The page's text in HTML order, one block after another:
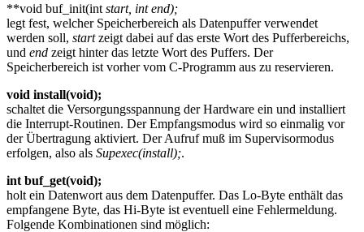
**void buf_init(int start, intend);
legt fest, welcher Speicherbereich als Datenpuffer verwendet
werden soll, startzeigt dabei auf das erste Wort des Pufferbereichs,
und end zeigt hinter das letzte Wort des Puffers. Der
Speicherbereich ist vorher vom C-Programm aus zu reservieren.
void install(void);
schaltet die Versorgungsspannung der Hardware ein und installiert
die Interrupt-Routinen. Der Empfangsmodus wird so einmalig vor
der Übertragung aktiviert. Der Aufruf muß im Supervisormodus
erfolgen, also als Supexec(install);.
int buf_get(void);
holt ein Datenwort aus dem Datenpuffer. Das Lo-Byte enthält das
empfangene Byte, das Hi-Byte ist eventuell eine Fehlermeldung.
Folgende Kombinationen sind möglich: